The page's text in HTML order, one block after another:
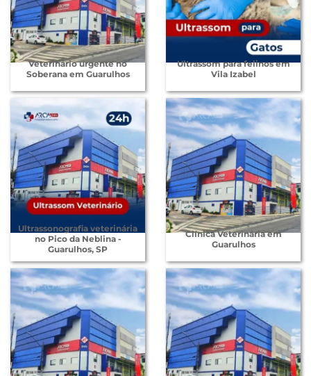
Veterinário urgente no
Soberana em Guarulhos
Ultrassom para felinos em
Vila Izabel
Ultrassonografia veterinária
no Pico da Neblina -
Guarulhos, SP
Clínica Veterinária em
Guarulhos